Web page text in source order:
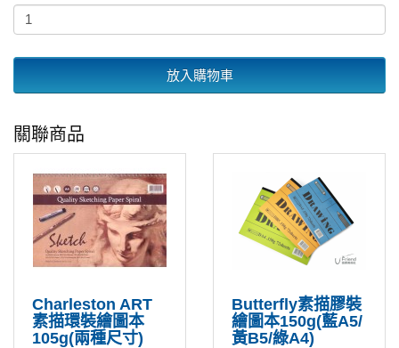
放入購物車
關聯商品
Charleston ART
素描環裝繪圖本
105g(兩種尺寸)
Butterfly素描膠裝
繪圖本150g(藍A5/
黃B5/綠A4)